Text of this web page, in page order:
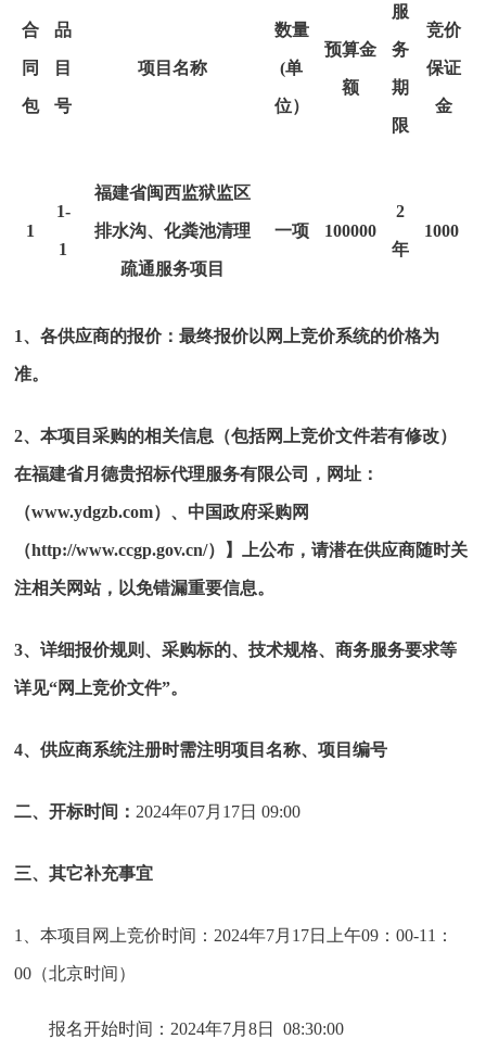
合
同
包
品
目
号
项目名称
数量
(单
位）
预算金
额
服
务
期
限
竞价
保证
金
1
1-
1
福建省闽西监狱监区
排水沟、化粪池清理
疏通服务项目
一项 100000
2
年
1000
1、各供应商的报价：最终报价以网上竞价系统的价格为
准。
2、本项目采购的相关信息（包括网上竞价文件若有修改）
在福建省月德贵招标代理服务有限公司，网址：
（www.ydgzb.com） 、中国政府采购网
（http://www.ccgp.gov.cn/）】上公布，请潜在供应商随时关
注相关网站，以免错漏重要信息。
3、详细报价规则、采购标的、技术规格、商务服务要求等
详见“网上竞价文件”。
4、供应商系统注册时需注明项目名称、项目编号
二、开标时间： 2024年07月17日 09:00
三、其它补充事宜
1、本项目网上竞价时间：2024年7月17日上午09：00-11：
00（北京时间）
报名开始时间： 2024年7月8日 08:30:00